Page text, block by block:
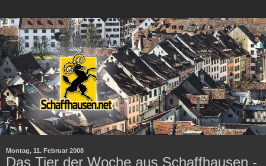
Montag, 11. Februar 2008
Das Tier der Woche aus Schaffhausen -